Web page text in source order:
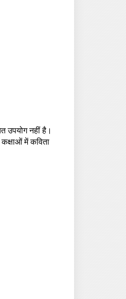
उपयोग नहीं है।
में कविता